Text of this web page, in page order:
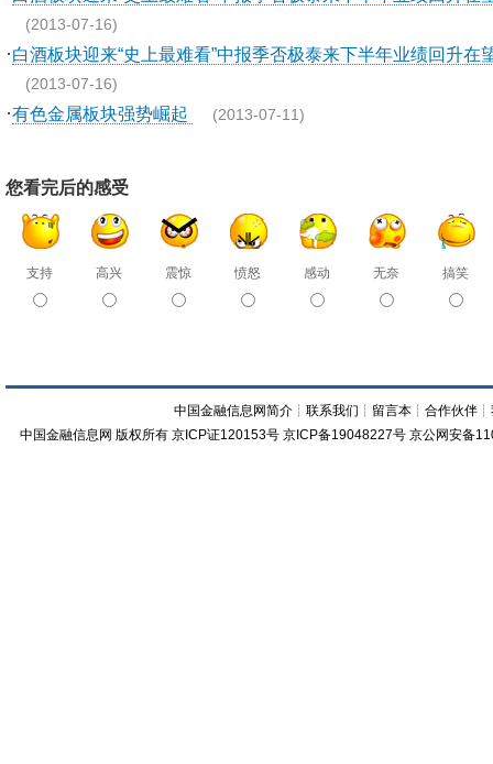
(2013-07-16)
·白酒板块迎来“史上最难看”中报季否极泰来下半年业绩回升在
(2013-07-16)
·有色金属板块强势崛起 (2013-07-11)
您看完后的感受
支持 高兴 震惊 愤怒 感动 无奈 搞笑
中国金融信息网简介 ┊联系我们 ┊ 留言本 ┊合作伙伴 ┊
中国金融信息网 版权所有 京ICP证120153号 京ICP备19048227号 京公网安备